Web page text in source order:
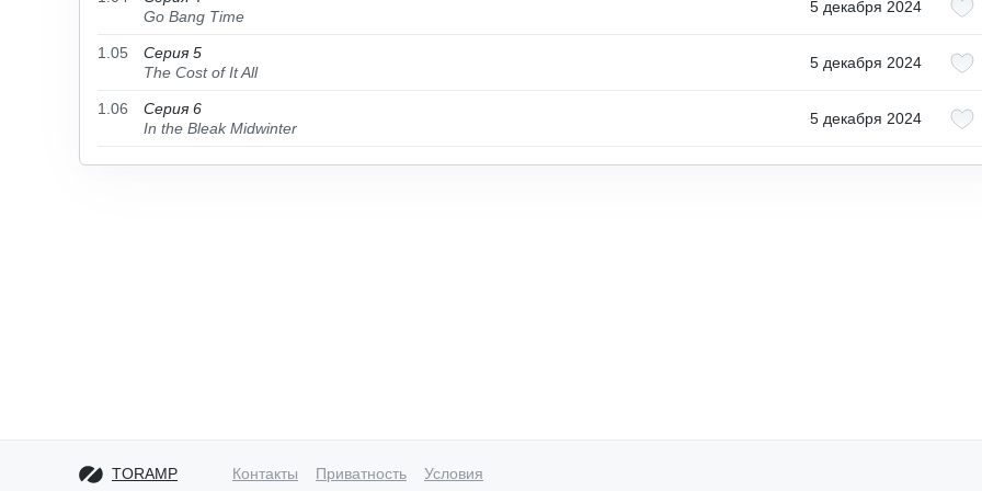
Go Bang Time
5 декабря 2024
1.05
Серия 5
The Cost of It All
5 декабря 2024
1.06
Серия 6
In the Bleak Midwinter
5 декабря 2024
TORAMP Контакты Приватность Условия